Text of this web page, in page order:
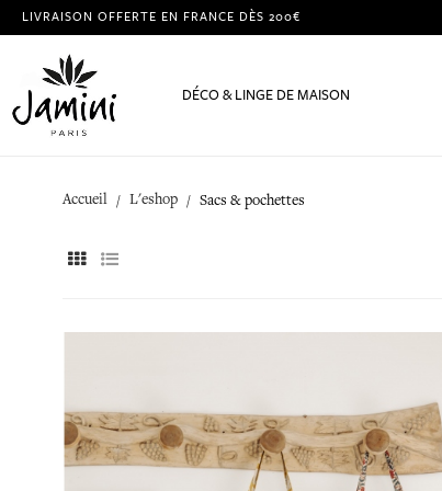
LIVRAISON OFFERTE EN FRANCE DÈS 200€
DÉCO & LINGE DE MAISON
Accueil L'eshop Sacs & pochettes